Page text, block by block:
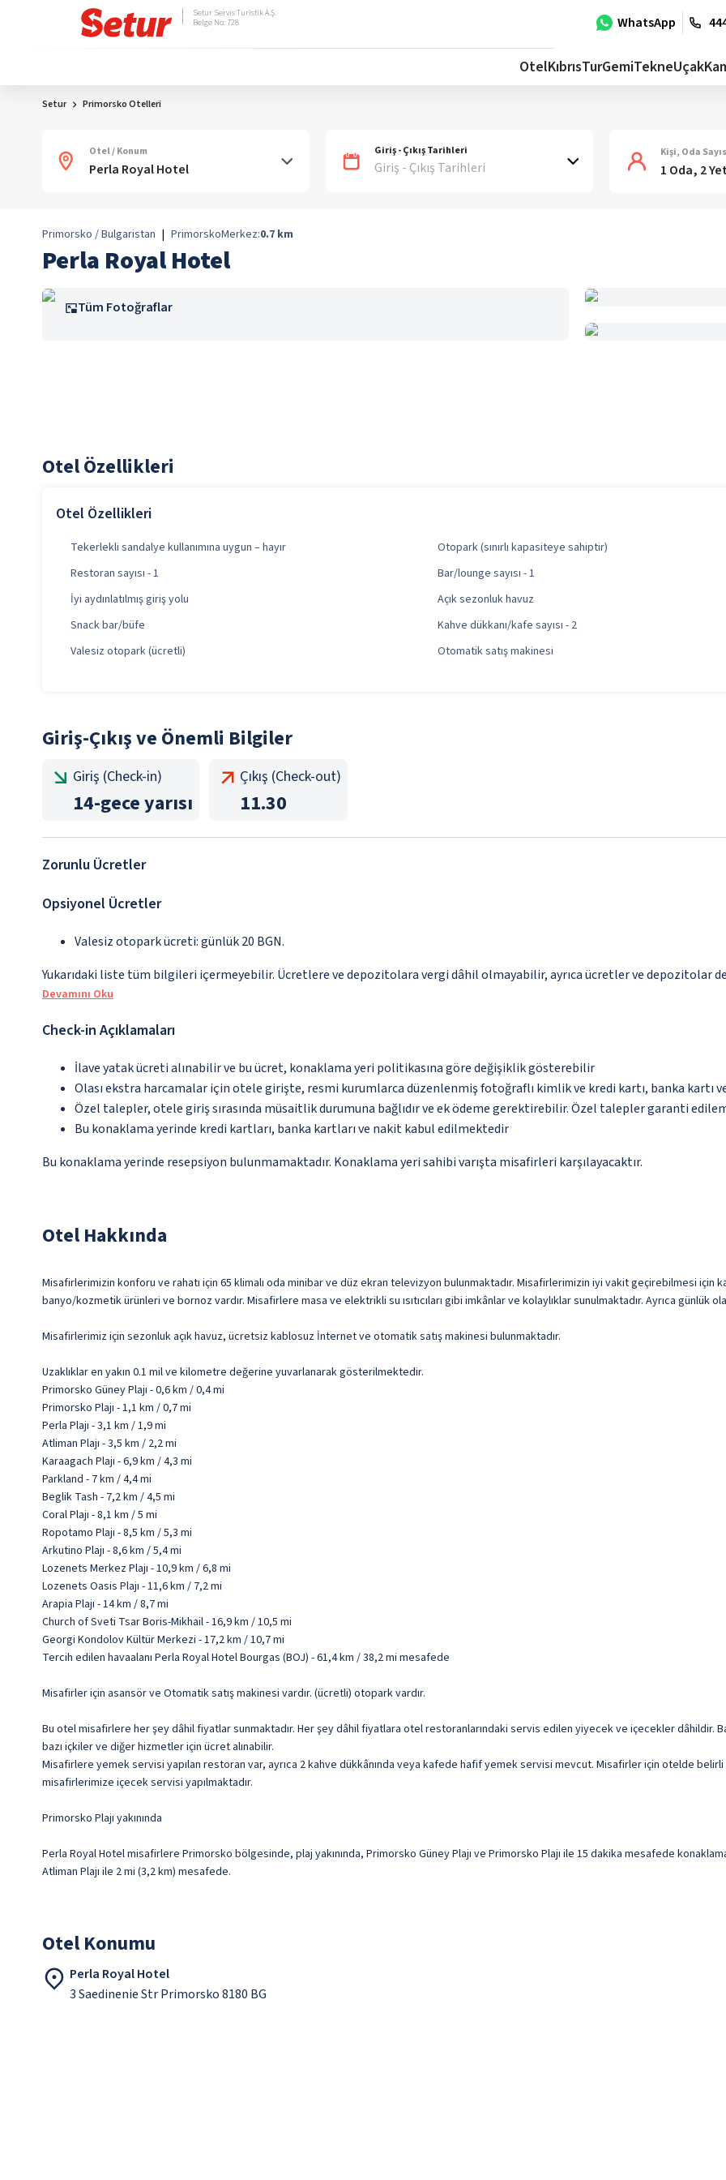
WhatsApp
Setur Servis Turistik A.Ş.
Belge No: 728
OtelKıbrısTurGemiTekneUçak
Setur Primorsko Otelleri
Otel / Konum Giriş - Çıkış Tarihleri
Giriş - Çıkış Tarihleri
Kişi, Oda
1 Oda, 2
Primorsko / Bulgaristan | PrimorskoMerkez:0.7 km
Perla Royal Hotel
Tüm Fotoğraflar
Otel Özellikleri
Otel Özellikleri
Tekerlekli sandalye kullanımına uygun – hayır Otopark (sınırlı kapasiteye sahiptir)
Restoran sayısı - 1
Bar/lounge sayısı - 1
İyi aydınlatılmış giriş yolu
Açık sezonluk havuz
Snack bar/büfe
Kahve dükkanı/kafe sayısı - 2
Valesiz otopark (ücretli)
Otomatik satış makinesi
Giriş-Çıkış ve Önemli Bilgiler
Giriş (Check-in)
14-gece yarısı
Çıkış (Check-out)
11.30
Zorunlu Ücretler
Opsiyonel Ücretler
Valesiz otopark ücreti: günlük 20 BGN.
Yukarıdaki liste tüm bilgileri içermeyebilir. Ücretlere ve depozitolara vergi dâhil olmayabilir, ayrıca ücretler ve depozitolar
Devamını Oku
Check-in Açıklamaları
İlave yatak ücreti alınabilir ve bu ücret, konaklama yeri politikasına göre değişiklik gösterebilir
Olası ekstra harcamalar için otele girişte, resmi kurumlarca düzenlenmiş fotoğraflı kimlik ve kredi kartı, banka kartı
Özel talepler, otele giriş sırasında müsaitlik durumuna bağlıdır ve ek ödeme gerektirebilir. Özel talepler garanti
Bu konaklama yerinde kredi kartları, banka kartları ve nakit kabul edilmektedir
Bu konaklama yerinde resepsiyon bulunmamaktadır. Konaklama yeri sahibi varışta misafirleri karşılayacaktır.
Otel Hakkında
Misafirlerimizin konforu ve rahatı için 65 klimalı oda minibar ve düz ekran televizyon bulunmaktadır. Misafirlerimizin iyi vakit geçirebilmesi için
banyo/kozmetik ürünleri ve bornoz vardır. Misafirlere masa ve elektrikli su ısıtıcıları gibi imkânlar ve kolaylıklar sunulmaktadır. Ayrıca günlük
Misafirlerimiz için sezonluk açık havuz, ücretsiz kablosuz İnternet ve otomatik satış makinesi bulunmaktadır.
Uzaklıklar en yakın 0.1 mil ve kilometre değerine yuvarlanarak gösterilmektedir.
Primorsko Güney Plajı - 0,6 km / 0,4 mi
Primorsko Plajı - 1,1 km / 0,7 mi
Perla Plajı - 3,1 km / 1,9 mi
Atliman Plajı - 3,5 km / 2,2 mi
Karaagach Plajı - 6,9 km / 4,3 mi
Parkland - 7 km / 4,4 mi
Beglik Tash - 7,2 km / 4,5 mi
Coral Plajı - 8,1 km / 5 mi
Ropotamo Plajı - 8,5 km / 5,3 mi
Arkutino Plajı - 8,6 km / 5,4 mi
Lozenets Merkez Plajı - 10,9 km / 6,8 mi
Lozenets Oasis Plajı - 11,6 km / 7,2 mi
Arapia Plajı - 14 km / 8,7 mi
Church of Sveti Tsar Boris-Mikhail - 16,9 km / 10,5 mi
Georgi Kondolov Kültür Merkezi - 17,2 km / 10,7 mi
Tercih edilen havaalanı Perla Royal Hotel Bourgas (BOJ) - 61,4 km / 38,2 mi mesafede
Misafirler için asansör ve Otomatik satış makinesi vardır. (ücretli) otopark vardır.
Bu otel misafirlere her şey dâhil fiyatlar sunmaktadır. Her şey dâhil fiyatlara otel restoranlarındaki servis edilen yiyecek ve içecekler
bazı içkiler ve diğer hizmetler için ücret alınabilir.
Misafirlere yemek servisi yapılan restoran var, ayrıca 2 kahve dükkânında veya kafede hafif yemek servisi mevcut. Misafirler için otelde
misafirlerimize içecek servisi yapılmaktadır.
Primorsko Plajı yakınında
Perla Royal Hotel misafirlere Primorsko bölgesinde, plaj yakınında, Primorsko Güney Plajı ve Primorsko Plajı ile 15 dakika mesafede
Atliman Plajı ile 2 mi (3,2 km) mesafede.
Otel Konumu
Perla Royal Hotel
3 Saedinenie Str Primorsko 8180 BG